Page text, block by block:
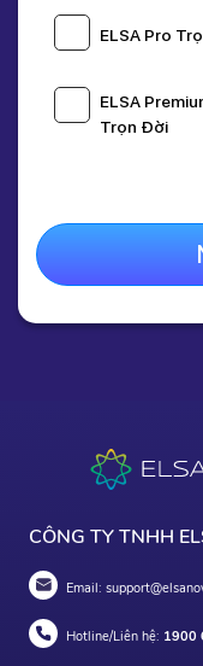
Giá gốc:
Nhập mãTHANG8
ELSA Pro
ELSA
Trọn Đời
CÔNG TY TNHH
Email:
Hotline/Liên hệ: 1900